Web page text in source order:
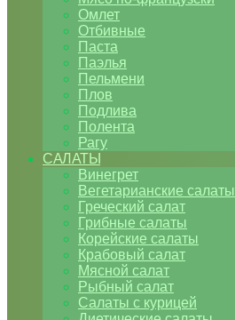
Омлет
Отбивные
Паста
Паэлья
Пельмени
Плов
Подлива
Полента
Рагу
САЛАТЫ
Винегрет
Вегетарианские салаты
Греческий салат
Грибные салаты
Корейские салаты
Крабовый салат
Мясной салат
Рыбный салат
Салаты с курицей